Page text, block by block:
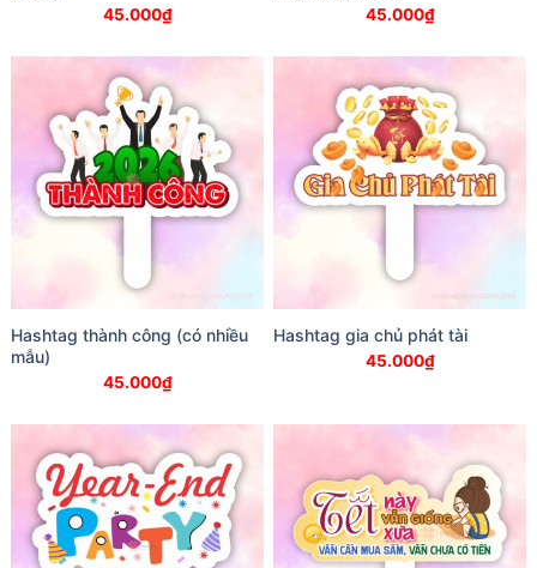
45.000₫ 45.000₫
Hashtag thành công (có nhiều
mẫu)
45.000₫
Hashtag gia chủ phát tài
45.000₫